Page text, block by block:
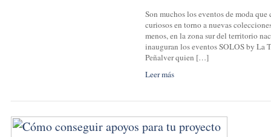
Son muchos los eventos de moda
curiosos en torno a nuevas
menos, en la zona sur del territorio
inauguran los eventos SOLOS by La
Peñalver quien […]
Leer más